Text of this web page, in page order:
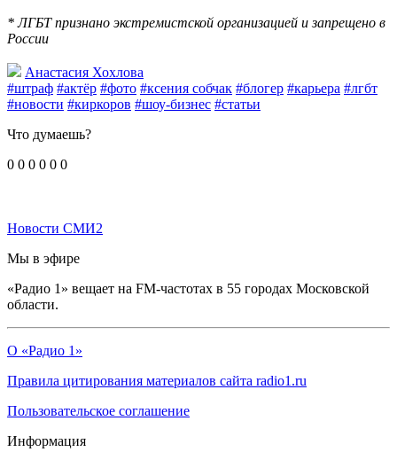
* ЛГБТ признано экстремистской организацией и запрещено в
России
Анастасия Хохлова
#штраф #актёр #фото #ксения собчак #блогер #карьера #лгбт
#новости #киркоров #шоу-бизнес #статьи
Что думаешь?
0 0 0 0 0 0
Новости СМИ2
Мы в эфире
«Радио 1» вещает на FM-частотах в 55 городах Московской
области.
О «Радио 1»
Правила цитирования материалов сайта radio1.ru
Пользовательское соглашение
Информация